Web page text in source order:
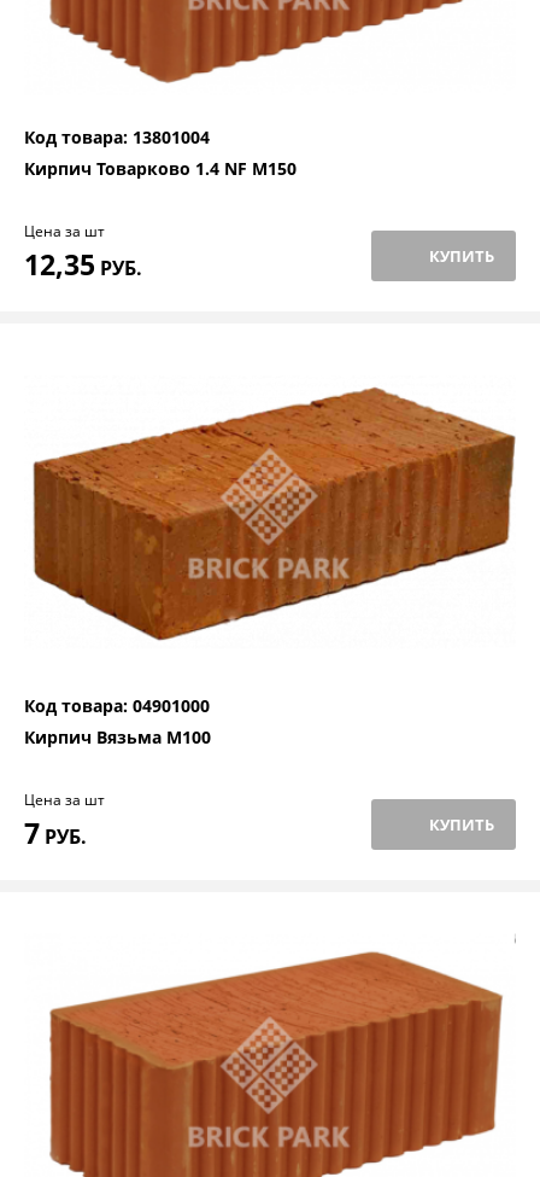
Код товара: 13801004
Кирпич Товарково 1.4 NF М150
Цена за шт
12,35 РУБ. КУПИТЬ
Код товара: 04901000
Кирпич Вязьма М100
Цена за шт
7 РУБ. КУПИТЬ